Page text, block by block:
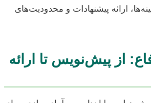
ارائه پیشنهادات و محدودیت‌های
از پیش‌نویس تا ارائه